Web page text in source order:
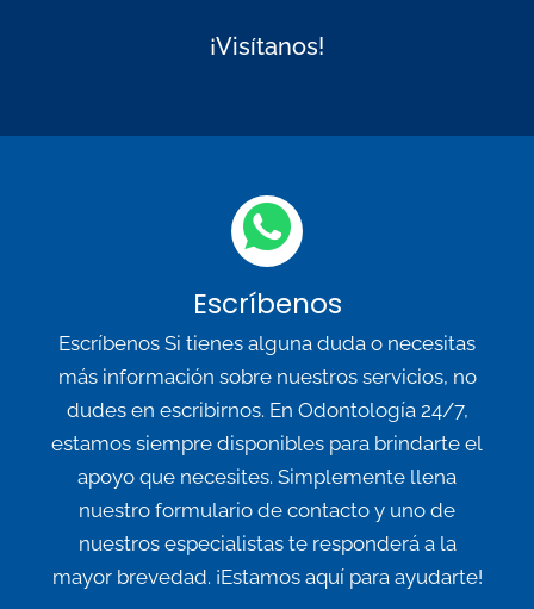
¡Visítanos!
Escríbenos
Escríbenos Si tienes alguna duda o necesitas
más información sobre nuestros servicios, no
dudes en escribirnos. En Odontología 24/7,
estamos siempre disponibles para brindarte el
apoyo que necesites. Simplemente llena
nuestro formulario de contacto y uno de
nuestros especialistas te responderá a la
mayor brevedad. ¡Estamos aquí para ayudarte!